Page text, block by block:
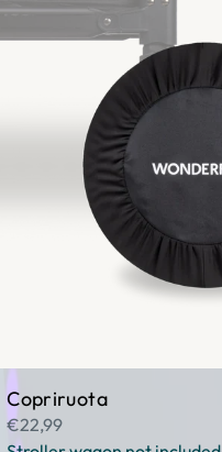
Copriruota
€22,99